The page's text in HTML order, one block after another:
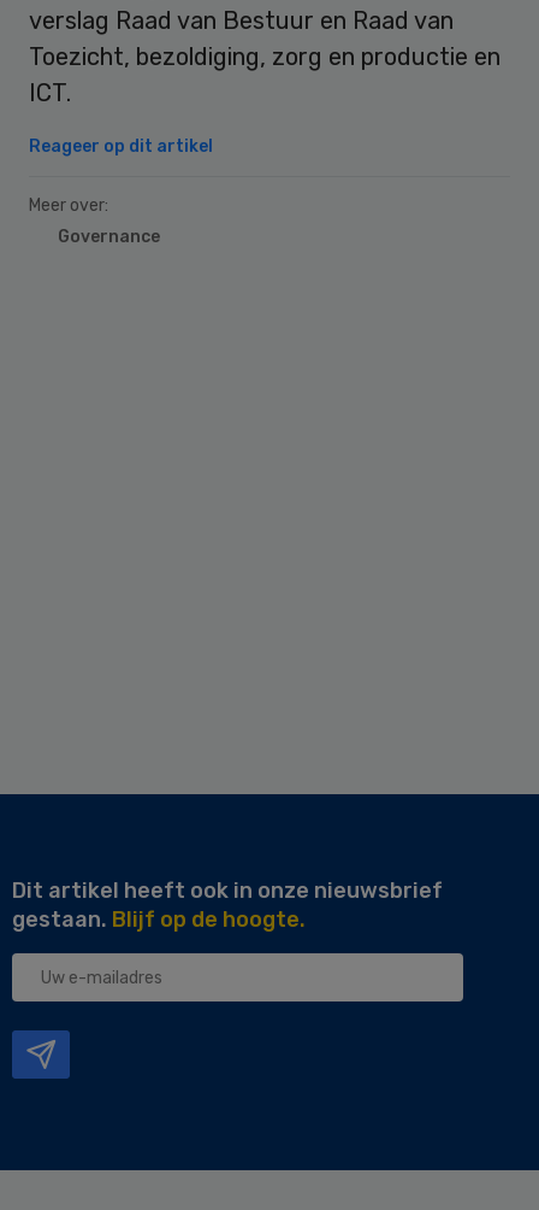
verslag Raad van Bestuur en Raad van
Toezicht, bezoldiging, zorg en productie en
ICT.
Reageer op dit artikel
Meer over:
Governance
Dit artikel heeft ook in onze nieuwsbrief
gestaan. Blijf op de hoogte.
Uw